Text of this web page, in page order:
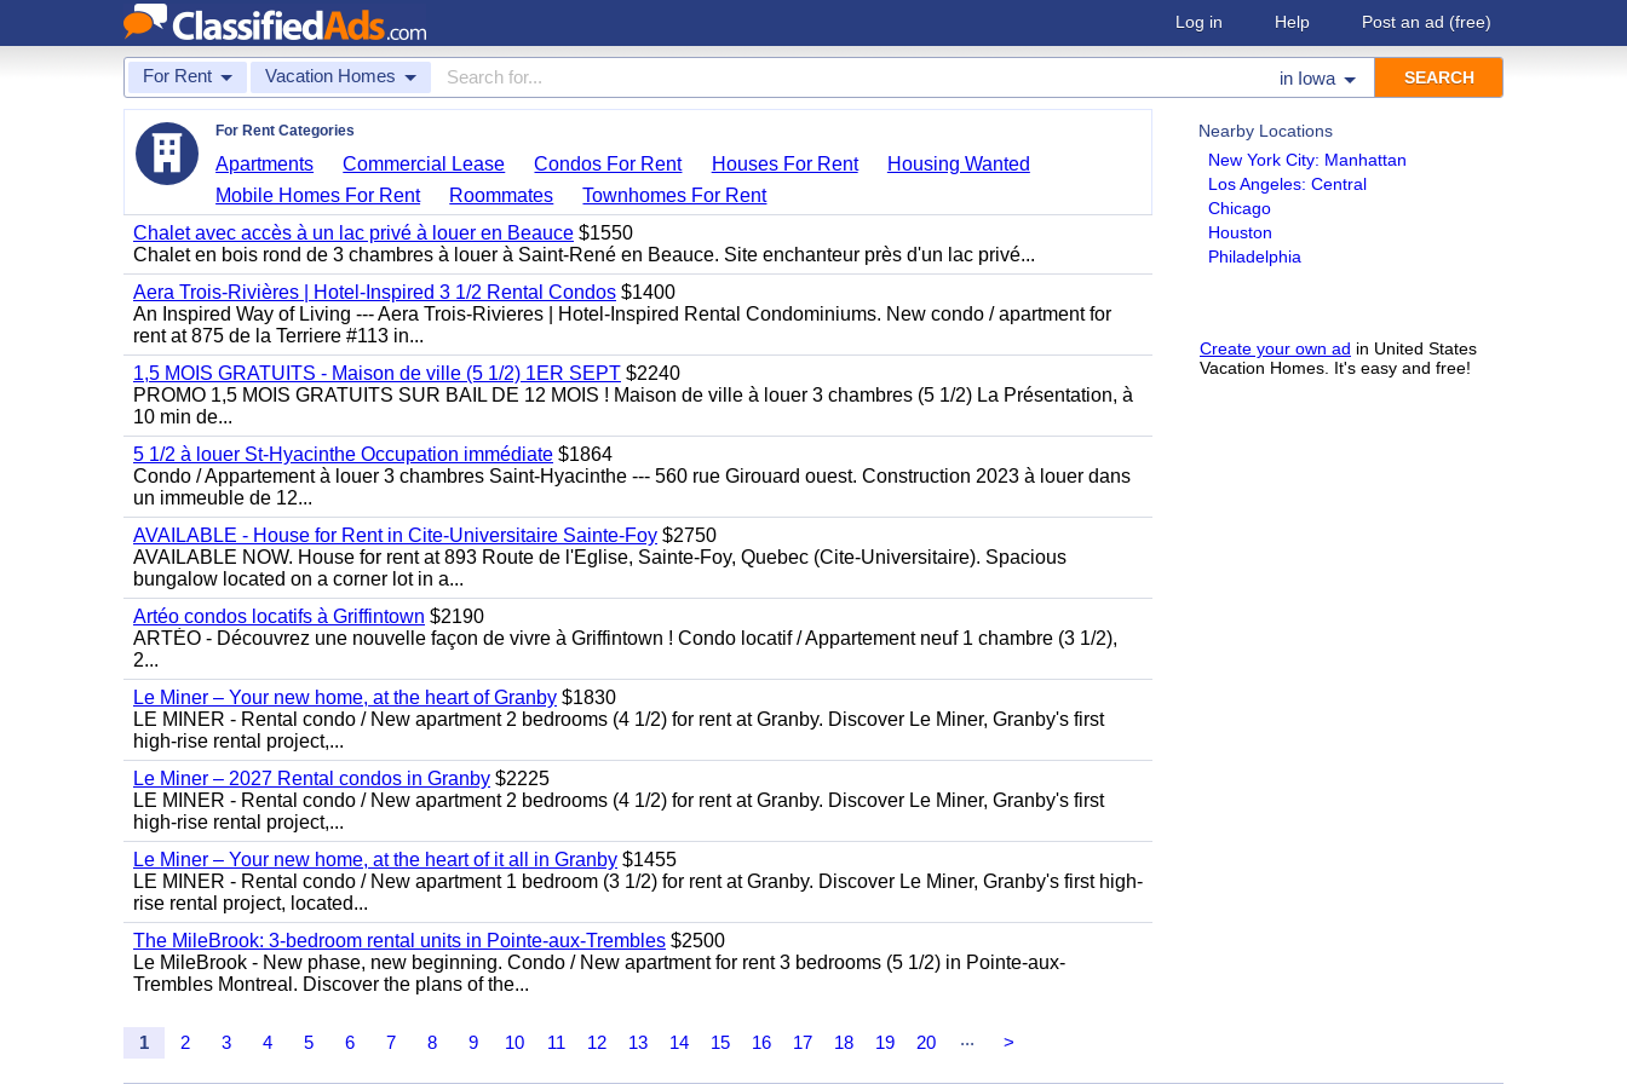
Log in Help Post an ad (free)
For Rent Vacation Homes in Iowa
Nearby Locations
New York City: Manhattan
Los Angeles: Central
Chicago
Houston
Philadelphia
Create your own ad in United States
Vacation Homes. It's easy and free!
For Rent Categories
Apartments Commercial Lease Condos For Rent Houses For Rent
Housing Wanted
Mobile Homes For Rent
Roommates
Townhomes For Rent
Chalet avec accès à un lac privé à louer en Beauce $1550
Chalet en bois rond de 3 chambres à louer à Saint-René en Beauce. Site enchanteur près d'un lac privé...
Aera Trois-Rivières | Hotel-Inspired 3 1/2 Rental Condos $1400
An Inspired Way of Living --- Aera Trois-Rivieres | Hotel-Inspired Rental Condominiums. New condo / apartment for
rent at 875 de la Terriere #113 in...
1,5 MOIS GRATUITS - Maison de ville (5 1/2) 1ER SEPT $2240
PROMO 1,5 MOIS GRATUITS SUR BAIL DE 12 MOIS ! Maison de ville à louer 3 chambres (5 1/2) La Présentation, à
10 min de...
5 1/2 à louer St-Hyacinthe Occupation immédiate $1864
Condo / Appartement à louer 3 chambres Saint-Hyacinthe --- 560 rue Girouard ouest. Construction 2023 à louer dans
un immeuble de 12...
AVAILABLE - House for Rent in Cite-Universitaire Sainte-Foy $2750
AVAILABLE NOW. House for rent at 893 Route de l'Eglise, Sainte-Foy, Quebec (Cite-Universitaire). Spacious
bungalow located on a corner lot in a...
Artéo condos locatifs à Griffintown $2190
ARTÉO - Découvrez une nouvelle façon de vivre à Griffintown ! Condo locatif / Appartement neuf 1 chambre (3 1/2),
2...
Le Miner – Your new home, at the heart of Granby $1830
LE MINER - Rental condo / New apartment 2 bedrooms (4 1/2) for rent at Granby. Discover Le Miner, Granby's first
high-rise rental project,...
Le Miner – 2027 Rental condos in Granby $2225
LE MINER - Rental condo / New apartment 2 bedrooms (4 1/2) for rent at Granby. Discover Le Miner, Granby's first
high-rise rental project,...
Le Miner – Your new home, at the heart of it all in Granby $1455
LE MINER - Rental condo / New apartment 1 bedroom (3 1/2) for rent at Granby. Discover Le Miner, Granby's first high-
rise rental project, located...
The MileBrook: 3-bedroom rental units in Pointe-aux-Trembles $2500
Le MileBrook - New phase, new beginning. Condo / New apartment for rent 3 bedrooms (5 1/2) in Pointe-aux-
Trembles Montreal. Discover the plans of the...
1 2 3 4 5 6 7 8 9 10 11 12 13 14 15 16 17 18 19 20 ... >